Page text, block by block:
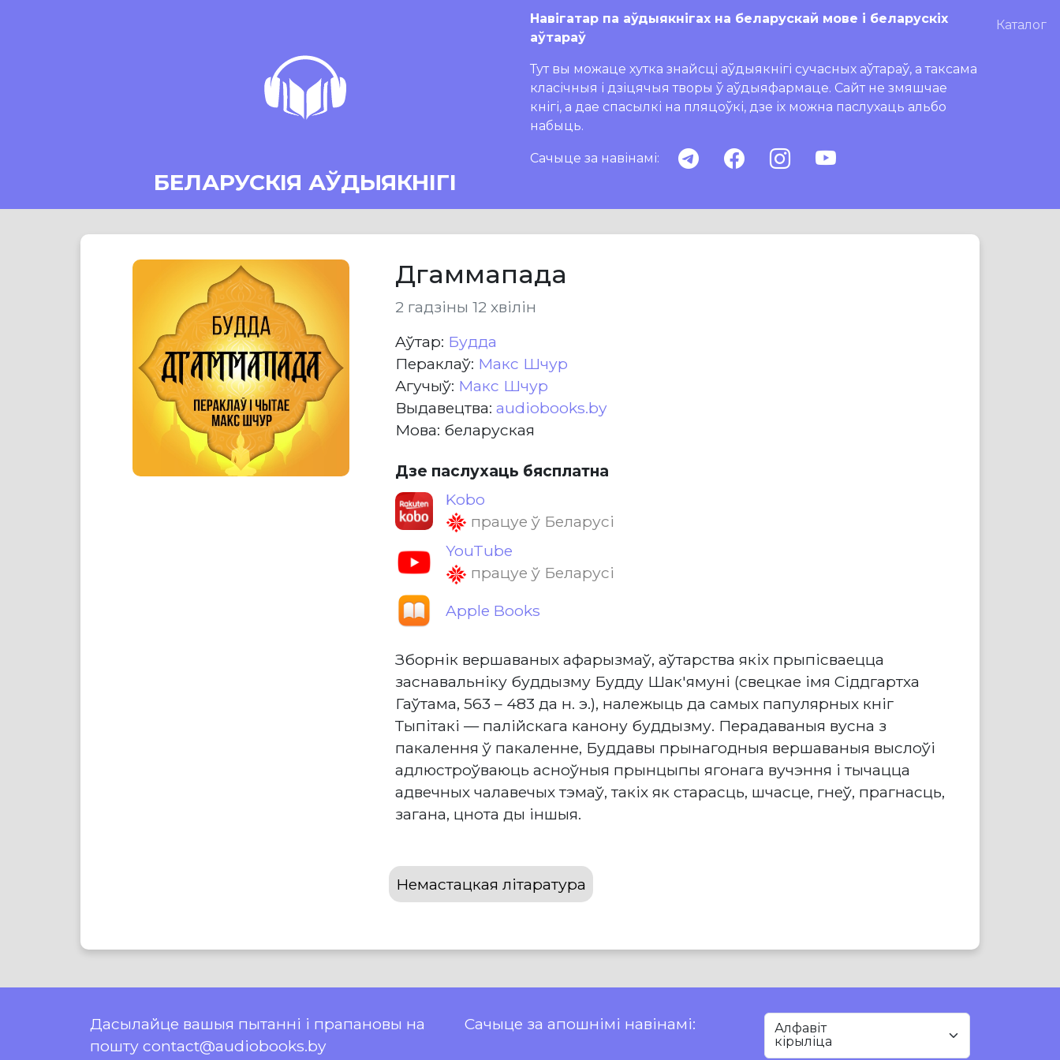
БЕЛАРУСКІЯ АЎДЫЯКНІГІ
Навігатар па аўдыякнігах на беларускай мове і беларускіх
аўтараў
Тут вы можаце хутка знайсці аўдыякнігі сучасных аўтараў, а таксама
класічныя і дзіцячыя творы ў аўдыяфармаце. Сайт не змяшчае
кнігі, а дае спасылкі на пляцоўкі, дзе іх можна паслухаць альбо
набыць.
Сачыце за навінамі:
Каталог
Дгаммапада
2 гадзіны 12 хвілін
Aўтар: Будда
Пераклаў: Макс Шчур
Агучыў: Макс Шчур
Выдавецтва: audiobooks.by
Мова: беларуская
Дзе паслухаць бясплатна
Kobo
працуе ў Беларусі
YouTube
працуе ў Беларусі
Apple Books
Зборнік вершаваных афарызмаў, аўтарства якіх прыпісваецца
заснавальніку буддызму Будду Шак'ямуні (свецкае імя Сіддгартха
Гаўтама, 563 – 483 да н. э.), належыць да самых папулярных кніг
Тыпітакі — палійскага канону буддызму. Перадаваныя вусна з
пакалення ў пакаленне, Буддавы прынагодныя вершаваныя выслоўі
адлюстроўваюць асноўныя прынцыпы ягонага вучэння і тычацца
адвечных чалавечых тэмаў, такіх як старасць, шчасце, гнеў, прагнасць,
загана, цнота ды іншыя.
Немастацкая літаратура
Дасылайце вашыя пытанні і прапановы на
пошту contact@audiobooks.by
Сачыце за апошнімі навінамі: Алфавіт